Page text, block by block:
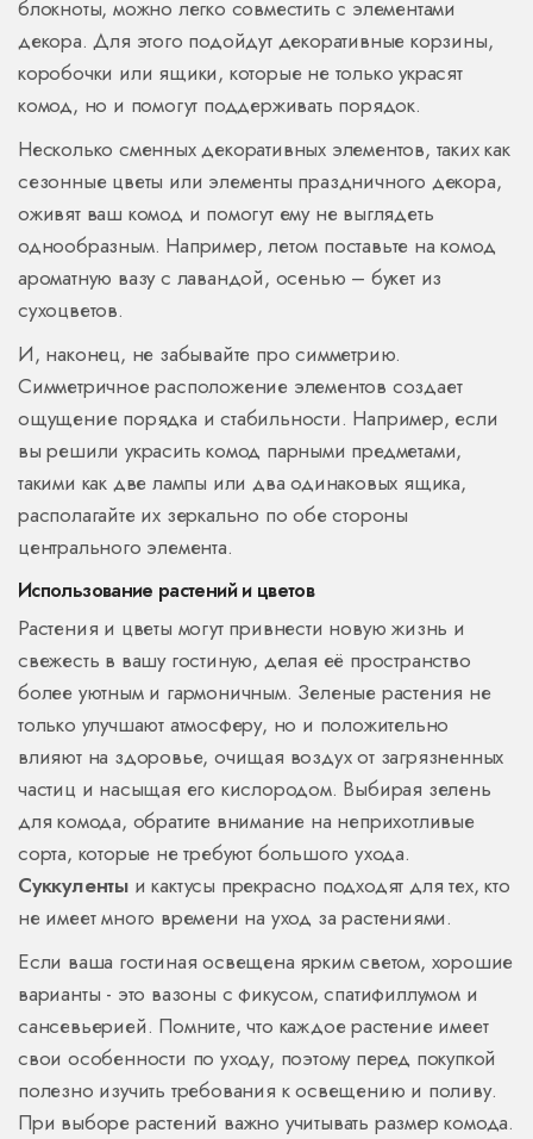
блокноты, можно легко совместить с элементами
декора. Для этого подойдут декоративные корзины,
коробочки или ящики, которые не только украсят
комод, но и помогут поддерживать порядок.
Несколько сменных декоративных элементов, таких как
сезонные цветы или элементы праздничного декора,
оживят ваш комод и помогут ему не выглядеть
однообразным. Например, летом поставьте на комод
ароматную вазу с лавандой, осенью – букет из
сухоцветов.
И, наконец, не забывайте про симметрию.
Симметричное расположение элементов создает
ощущение порядка и стабильности. Например, если
вы решили украсить комод парными предметами,
такими как две лампы или два одинаковых ящика,
располагайте их зеркально по обе стороны
центрального элемента.
Использование растений и цветов
Растения и цветы могут привнести новую жизнь и
свежесть в вашу гостиную, делая её пространство
более уютным и гармоничным. Зеленые растения не
только улучшают атмосферу, но и положительно
влияют на здоровье, очищая воздух от загрязненных
частиц и насыщая его кислородом. Выбирая зелень
для комода, обратите внимание на неприхотливые
сорта, которые не требуют большого ухода.
Суккуленты и кактусы прекрасно подходят для тех, кто
не имеет много времени на уход за растениями.
Если ваша гостиная освещена ярким светом, хорошие
варианты - это вазоны с фикусом, спатифиллумом и
сансевьерией. Помните, что каждое растение имеет
свои особенности по уходу, поэтому перед покупкой
полезно изучить требования к освещению и поливу.
При выборе растений важно учитывать размер комода.